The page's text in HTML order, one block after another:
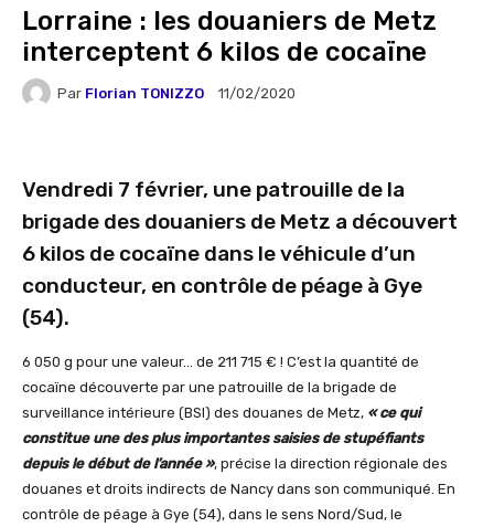
Lorraine : les douaniers de Metz
interceptent 6 kilos de cocaïne
Par Florian TONIZZO 11/02/2020
Vendredi 7 février, une patrouille de la
brigade des douaniers de Metz a découvert
6 kilos de cocaïne dans le véhicule d’un
conducteur, en contrôle de péage à Gye
(54).
6 050 g pour une valeur… de 211 715 € ! C’est la quantité de
cocaïne découverte par une patrouille de la brigade de
surveillance intérieure (BSI) des douanes de Metz, « ce qui
constitue une des plus importantes saisies de stupéfiants
depuis le début de l’année », précise la direction régionale des
douanes et droits indirects de Nancy dans son communiqué. En
contrôle de péage à Gye (54), dans le sens Nord/Sud, le